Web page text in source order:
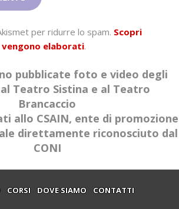
per ridurre lo spam. Scopri
elaborati.
pubblicate foto e video degli
Teatro Sistina e al Teatro
Brancaccio
allo CSAIN, ente di promozione
direttamente riconosciuto dal
CONI
CORSI DOVE SIAMO
CONTATTI